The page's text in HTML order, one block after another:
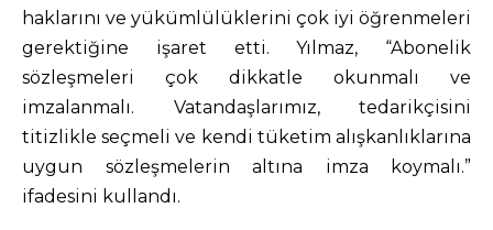
haklarını ve yükümlülüklerini çok iyi öğrenmeleri
gerektiğine işaret etti. Yılmaz, “Abonelik
sözleşmeleri çok dikkatle okunmalı ve
imzalanmalı. Vatandaşlarımız, tedarikçisini
titizlikle seçmeli ve kendi tüketim alışkanlıklarına
uygun sözleşmelerin altına imza koymalı.”
ifadesini kullandı.